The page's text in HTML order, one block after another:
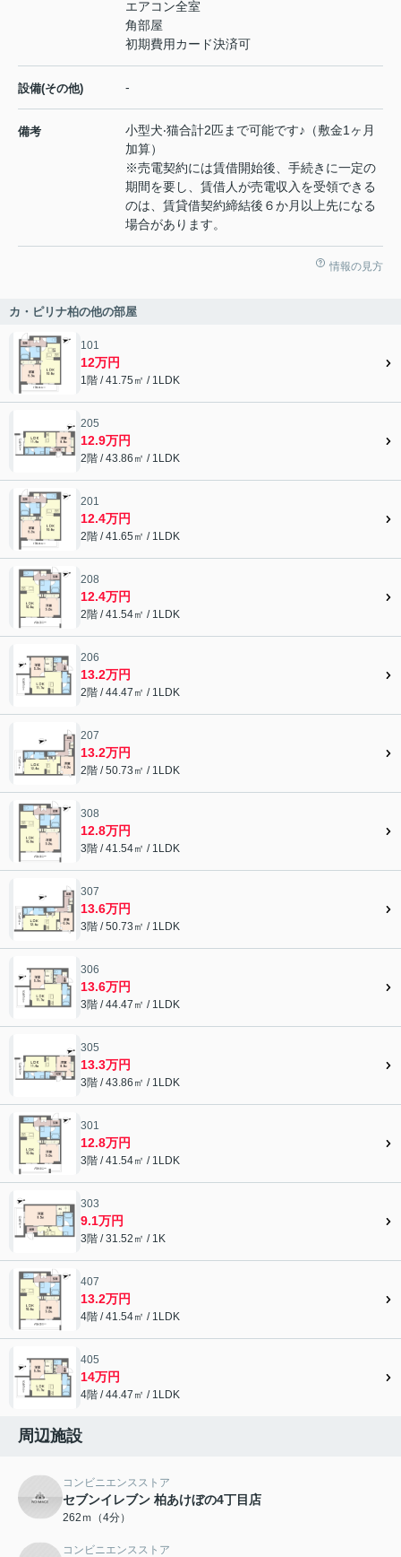
エアコン全室
角部屋
初期費用カード決済可
設備(その他) -
備考
⼩型⽝‧猫合計2匹まで可能です♪（敷⾦1ヶ⽉
加算）
※売電契約には賃借開始後、⼿続きに⼀定の
期間を要し、賃借⼈が売電収⼊を受領できる
のは、賃貸借契約締結後６か⽉以上先になる
場合があります。
情報の見方
カ・ピリナ柏の他の部屋
101
12万円
1階 / 41.75㎡ / 1LDK
205
12.9万円
2階 / 43.86㎡ / 1LDK
201
12.4万円
2階 / 41.65㎡ / 1LDK
208
12.4万円
2階 / 41.54㎡ / 1LDK
206
13.2万円
2階 / 44.47㎡ / 1LDK
207
13.2万円
2階 / 50.73㎡ / 1LDK
308
12.8万円
3階 / 41.54㎡ / 1LDK
307
13.6万円
3階 / 50.73㎡ / 1LDK
306
13.6万円
3階 / 44.47㎡ / 1LDK
305
13.3万円
3階 / 43.86㎡ / 1LDK
301
12.8万円
3階 / 41.54㎡ / 1LDK
303
9.1万円
3階 / 31.52㎡ / 1K
407
13.2万円
4階 / 41.54㎡ / 1LDK
405
14万円
4階 / 44.47㎡ / 1LDK
周辺施設
コンビニエンスストア
セブンイレブン 柏あけぼの4丁目店
262ｍ（4分）
コンビニエンスストア